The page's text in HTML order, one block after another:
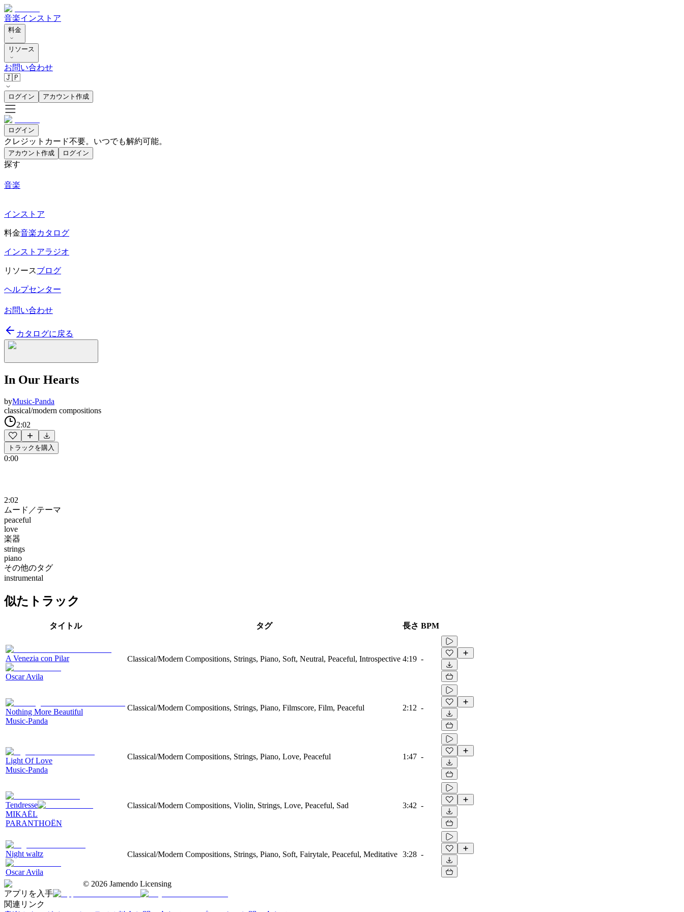
音楽インストア
料金
リソース
お問い合わせ
🇯🇵
ログイン アカウント作成
ログイン
クレジットカード不要。いつでも解約可能。
アカウント作成 ログイン
探す
音楽
インストア
料金音楽カタログ
インストアラジオ
リソースブログ
ヘルプセンター
お問い合わせ
カタログに戻る
In Our Hearts
byMusic-Panda
classical/modern compositions
2:02
トラックを購入
0:00
2:02
ムード／テーマ
peaceful
love
楽器
strings
piano
その他のタグ
instrumental
似たトラック
タイトル タグ 長さ BPM
A Venezia con Pilar
Oscar Avila
Classical/Modern Compositions, Strings, Piano, Soft, Neutral, Peaceful, Introspective 4:19 -
Nothing More Beautiful
Music-Panda
Classical/Modern Compositions, Strings, Piano, Filmscore, Film, Peaceful 2:12 -
Light Of Love
Music-Panda
Classical/Modern Compositions, Strings, Piano, Love, Peaceful 1:47 -
Tendresse
MIKAËL
PARANTHOËN
Classical/Modern Compositions, Violin, Strings, Love, Peaceful, Sad 3:42 -
Night waltz
Oscar Avila
Classical/Modern Compositions, Strings, Piano, Soft, Fairytale, Peaceful, Meditative 3:28 -
© 2026 Jamendo Licensing
アプリを入手
関連リンク